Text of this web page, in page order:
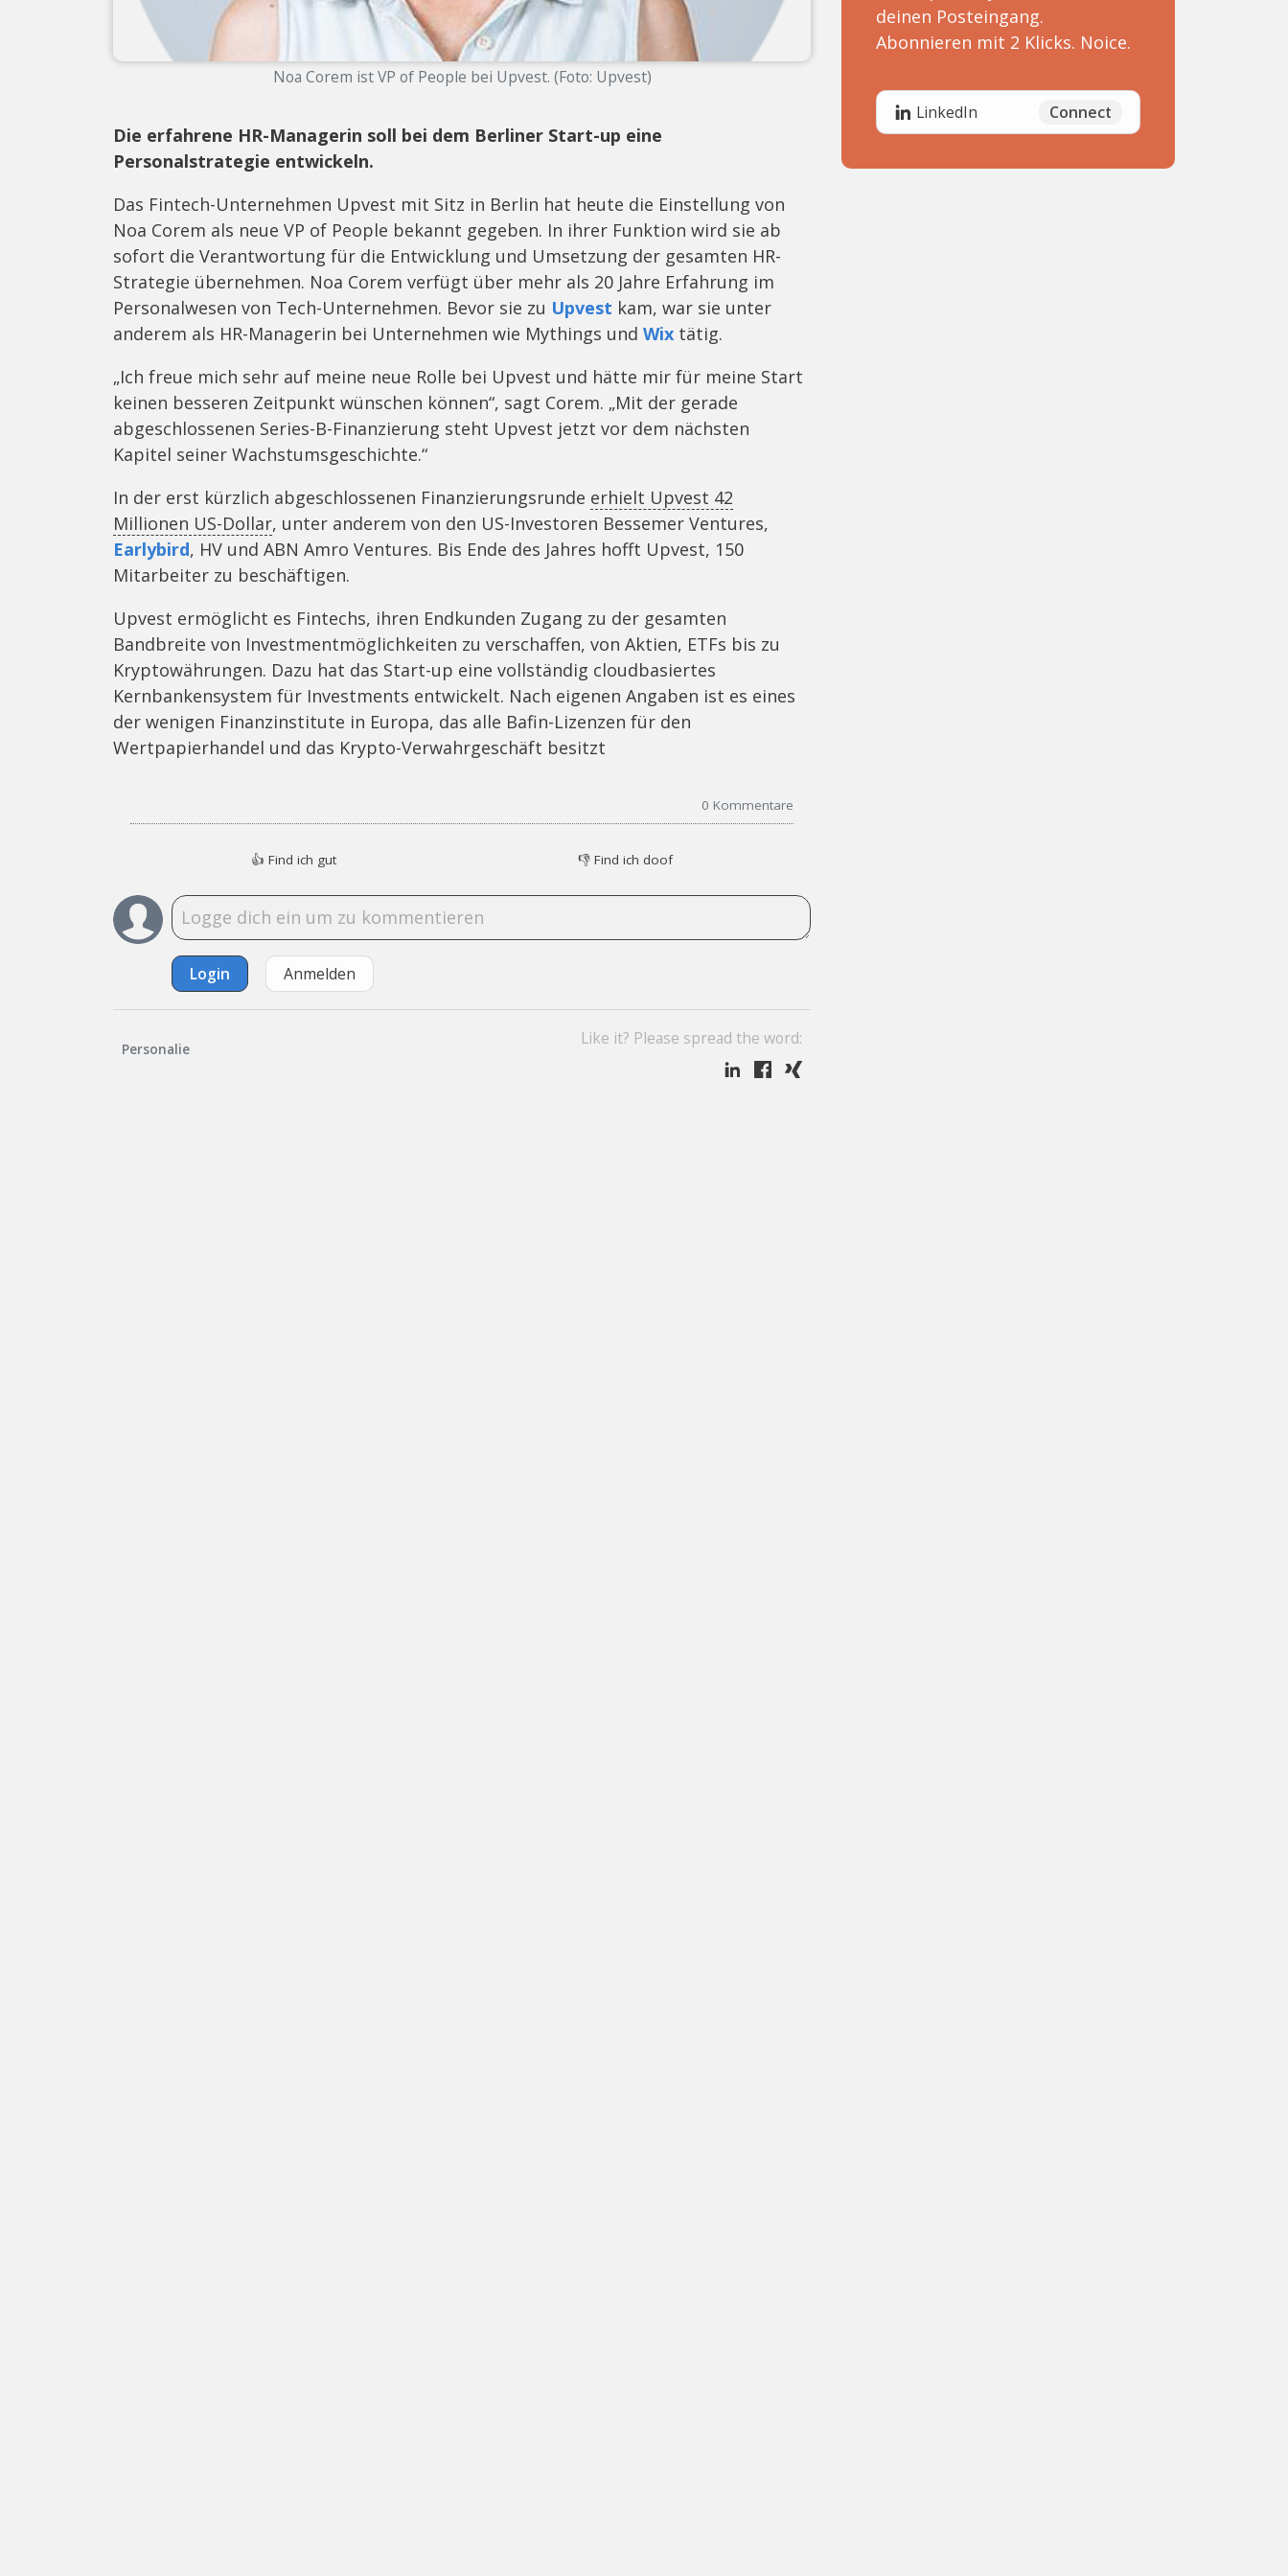
Noa Corem ist VP of People bei Upvest. (Foto: Upvest)
Die erfahrene HR-Managerin soll bei dem Berliner Start-up eine
Personalstrategie entwickeln.
Das Fintech-Unternehmen Upvest mit Sitz in Berlin hat heute die Einstellung von
Noa Corem als neue VP of People bekannt gegeben. In ihrer Funktion wird sie ab
sofort die Verantwortung für die Entwicklung und Umsetzung der gesamten HR-
Strategie übernehmen. Noa Corem verfügt über mehr als 20 Jahre Erfahrung im
Personalwesen von Tech-Unternehmen. Bevor sie zu Upvest kam, war sie unter
anderem als HR-Managerin bei Unternehmen wie Mythings und Wix tätig.
„Ich freue mich sehr auf meine neue Rolle bei Upvest und hätte mir für meine Start
keinen besseren Zeitpunkt wünschen können“, sagt Corem. „Mit der gerade
abgeschlossenen Series-B-Finanzierung steht Upvest jetzt vor dem nächsten
Kapitel seiner Wachstumsgeschichte.“
In der erst kürzlich abgeschlossenen Finanzierungsrunde erhielt Upvest 42
Millionen US-Dollar, unter anderem von den US-Investoren Bessemer Ventures,
Earlybird, HV und ABN Amro Ventures. Bis Ende des Jahres hofft Upvest, 150
Mitarbeiter zu beschäftigen.
Upvest ermöglicht es Fintechs, ihren Endkunden Zugang zu der gesamten
Bandbreite von Investmentmöglichkeiten zu verschaffen, von Aktien, ETFs bis zu
Kryptowährungen. Dazu hat das Start-up eine vollständig cloudbasiertes
Kernbankensystem für Investments entwickelt. Nach eigenen Angaben ist es eines
der wenigen Finanzinstitute in Europa, das alle Bafin-Lizenzen für den
Wertpapierhandel und das Krypto-Verwahrgeschäft besitzt
0 Kommentare
👍 Find ich gut 👎 Find ich doof
Login Anmelden
Personalie
Like it? Please spread the word:
deinen Posteingang.
Abonnieren mit 2 Klicks. Noice.
LinkedIn Connect